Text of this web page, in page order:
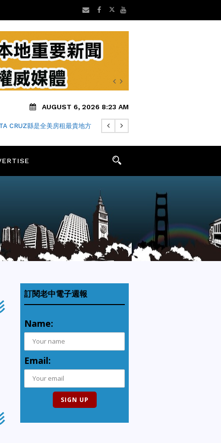
AUGUST 6, 2026 8:23 AM
CRUZ縣是全美房租最貴地方
訂閱老中電子週報
Name:
Email: